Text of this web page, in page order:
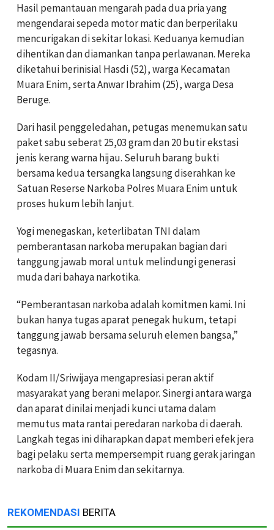
Hasil pemantauan mengarah pada dua pria yang
mengendarai sepeda motor matic dan berperilaku
mencurigakan di sekitar lokasi. Keduanya kemudian
dihentikan dan diamankan tanpa perlawanan. Mereka
diketahui berinisial Hasdi (52), warga Kecamatan
Muara Enim, serta Anwar Ibrahim (25), warga Desa
Beruge.
Dari hasil penggeledahan, petugas menemukan satu
paket sabu seberat 25,03 gram dan 20 butir ekstasi
jenis kerang warna hijau. Seluruh barang bukti
bersama kedua tersangka langsung diserahkan ke
Satuan Reserse Narkoba Polres Muara Enim untuk
proses hukum lebih lanjut.
Yogi menegaskan, keterlibatan TNI dalam
pemberantasan narkoba merupakan bagian dari
tanggung jawab moral untuk melindungi generasi
muda dari bahaya narkotika.
“Pemberantasan narkoba adalah komitmen kami. Ini
bukan hanya tugas aparat penegak hukum, tetapi
tanggung jawab bersama seluruh elemen bangsa,”
tegasnya.
Kodam II/Sriwijaya mengapresiasi peran aktif
masyarakat yang berani melapor. Sinergi antara warga
dan aparat dinilai menjadi kunci utama dalam
memutus mata rantai peredaran narkoba di daerah.
Langkah tegas ini diharapkan dapat memberi efek jera
bagi pelaku serta mempersempit ruang gerak jaringan
narkoba di Muara Enim dan sekitarnya.
REKOMENDASI BERITA